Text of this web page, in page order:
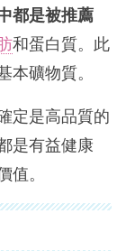
都是被推薦
和蛋白質。此
本礦物質。
定是高品質的
是有益健康
值。